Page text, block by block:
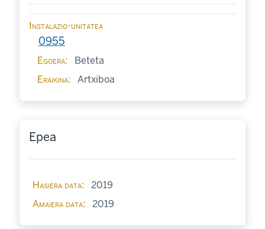
Instalazio-unitatea
0955
Egoera
Beteta
Eraikina
Artxiboa
Epea
Hasiera data
2019
Amaiera data
2019